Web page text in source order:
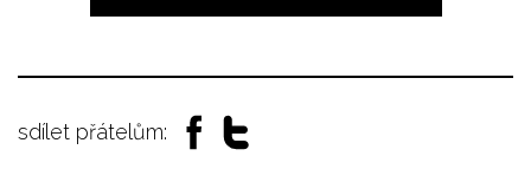
sdílet přátelům: